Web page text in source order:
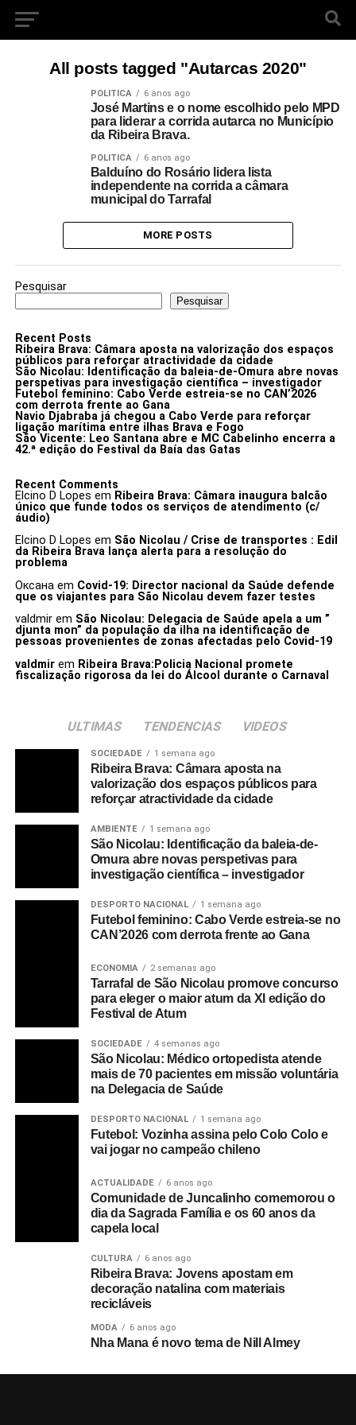
All posts tagged "Autarcas 2020"
POLITICA 6 anos ago
José Martins e o nome escolhido pelo MPD
para liderar a corrida autarca no Município
da Ribeira Brava.
POLITICA 6 anos ago
Balduíno do Rosário lidera lista
independente na corrida a câmara
municipal do Tarrafal
MORE POSTS
Pesquisar
Pesquisar
Recent Posts
Ribeira Brava: Câmara aposta na valorização dos espaços
públicos para reforçar atractividade da cidade
São Nicolau: Identificação da baleia-de-Omura abre novas
perspetivas para investigação científica – investigador
Futebol feminino: Cabo Verde estreia-se no CAN’2026
com derrota frente ao Gana
Navio Djabraba já chegou a Cabo Verde para reforçar
ligação marítima entre ilhas Brava e Fogo
São Vicente: Leo Santana abre e MC Cabelinho encerra a
42.ª edição do Festival da Baía das Gatas
Recent Comments
Elcino D Lopes em Ribeira Brava: Câmara inaugura balcão
único que funde todos os serviços de atendimento (c/
áudio)
Elcino D Lopes em São Nicolau / Crise de transportes : Edil
da Ribeira Brava lança alerta para a resolução do
problema
Оксанаem Covid-19: Director nacional da Saúde defende
que os viajantes para São Nicolau devem fazer testes
valdmirem São Nicolau: Delegacia de Saúde apela a um ”
djunta mon” da população da ilha na identificação de
pessoas provenientes de zonas afectadas pelo Covid-19
valdmirem Ribeira Brava:Policia Nacional promete
fiscalização rigorosa da lei do Álcool durante o Carnaval
ULTIMAS TENDENCIAS VIDEOS
SOCIEDADE 1 semana ago
Ribeira Brava: Câmara aposta na
valorização dos espaços públicos para
reforçar atractividade da cidade
AMBIENTE 1 semana ago
São Nicolau: Identificação da baleia-de-
Omura abre novas perspetivas para
investigação científica – investigador
DESPORTO NACIONAL 1 semana ago
Futebol feminino: Cabo Verde estreia-se no
CAN’2026 com derrota frente ao Gana
ECONOMIA 2 semanas ago
Tarrafal de São Nicolau promove concurso
para eleger o maior atum da XI edição do
Festival de Atum
SOCIEDADE 4 semanas ago
São Nicolau: Médico ortopedista atende
mais de 70 pacientes em missão voluntária
na Delegacia de Saúde
DESPORTO NACIONAL 1 semana ago
Futebol: Vozinha assina pelo Colo Colo e
vai jogar no campeão chileno
ACTUALIDADE 6 anos ago
Comunidade de Juncalinho comemorou o
dia da Sagrada Família e os 60 anos da
capela local
CULTURA 6 anos ago
Ribeira Brava: Jovens apostam em
decoração natalina com materiais
recicláveis
MODA 6 anos ago
Nha Mana é novo tema de Nill Almey